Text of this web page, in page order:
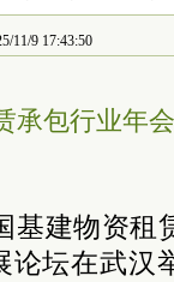
11/9 17:43:50
承包行业年
基建物资租
论坛在武汉